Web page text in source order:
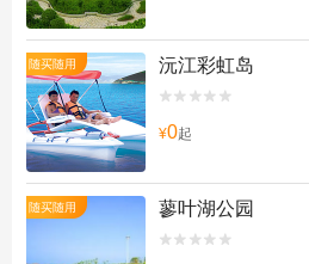
随买随用 沅江彩虹岛


¥0起
随买随用 蓼叶湖公园

